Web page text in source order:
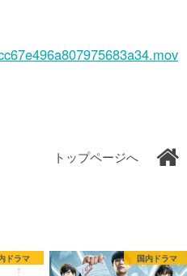
トップページへ
ドラマ 国内ドラマ